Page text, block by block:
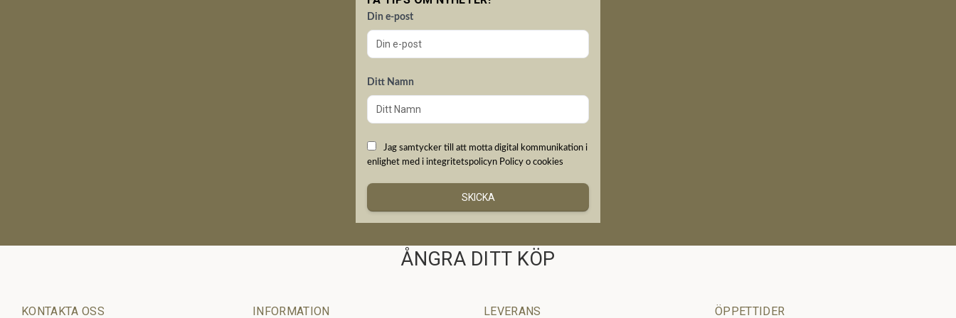
Din e-post
Ditt Namn
Jag samtycker till att motta digital kommunikation i
enlighet med i integritetspolicyn Policy o cookies
SKICKA
ÅNGRA DITT KÖP
KONTAKTA OSS INFORMATION LEVERANS ÖPPETTIDER